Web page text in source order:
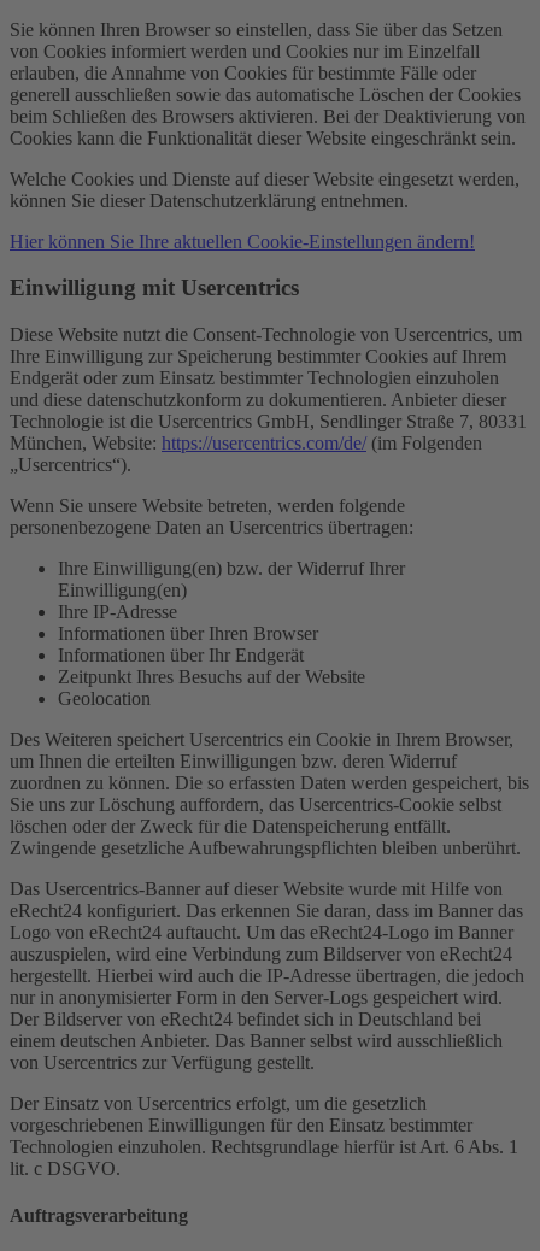
Sie können Ihren Browser so einstellen, dass Sie über das Setzen
von Cookies informiert werden und Cookies nur im Einzelfall
erlauben, die Annahme von Cookies für bestimmte Fälle oder
generell ausschließen sowie das automatische Löschen der Cookies
beim Schließen des Browsers aktivieren. Bei der Deaktivierung von
Cookies kann die Funktionalität dieser Website eingeschränkt sein.
Welche Cookies und Dienste auf dieser Website eingesetzt werden,
können Sie dieser Datenschutzerklärung entnehmen.
Hier können Sie Ihre aktuellen Cookie-Einstellungen ändern!
Einwilligung mit Usercentrics
Diese Website nutzt die Consent-Technologie von Usercentrics, um
Ihre Einwilligung zur Speicherung bestimmter Cookies auf Ihrem
Endgerät oder zum Einsatz bestimmter Technologien einzuholen
und diese datenschutzkonform zu dokumentieren. Anbieter dieser
Technologie ist die Usercentrics GmbH, Sendlinger Straße 7, 80331
München, Website: https://usercentrics.com/de/ (im Folgenden
„Usercentrics“).
Wenn Sie unsere Website betreten, werden folgende
personenbezogene Daten an Usercentrics übertragen:
Ihre Einwilligung(en) bzw. der Widerruf Ihrer
Einwilligung(en)
Ihre IP-Adresse
Informationen über Ihren Browser
Informationen über Ihr Endgerät
Zeitpunkt Ihres Besuchs auf der Website
Geolocation
Des Weiteren speichert Usercentrics ein Cookie in Ihrem Browser,
um Ihnen die erteilten Einwilligungen bzw. deren Widerruf
zuordnen zu können. Die so erfassten Daten werden gespeichert, bis
Sie uns zur Löschung auffordern, das Usercentrics-Cookie selbst
löschen oder der Zweck für die Datenspeicherung entfällt.
Zwingende gesetzliche Aufbewahrungspflichten bleiben unberührt.
Das Usercentrics-Banner auf dieser Website wurde mit Hilfe von
eRecht24 konfiguriert. Das erkennen Sie daran, dass im Banner das
Logo von eRecht24 auftaucht. Um das eRecht24-Logo im Banner
auszuspielen, wird eine Verbindung zum Bildserver von eRecht24
hergestellt. Hierbei wird auch die IP-Adresse übertragen, die jedoch
nur in anonymisierter Form in den Server-Logs gespeichert wird.
Der Bildserver von eRecht24 befindet sich in Deutschland bei
einem deutschen Anbieter. Das Banner selbst wird ausschließlich
von Usercentrics zur Verfügung gestellt.
Der Einsatz von Usercentrics erfolgt, um die gesetzlich
vorgeschriebenen Einwilligungen für den Einsatz bestimmter
Technologien einzuholen. Rechtsgrundlage hierfür ist Art. 6 Abs. 1
lit. c DSGVO.
Auftragsverarbeitung